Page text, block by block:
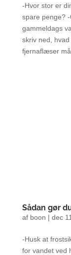
-Hvor stor er
spare penge?
gammeldags
skriv ned,
fjernaflæser
Sådan gør
af boon | dec
-Husk at
for vandet ved